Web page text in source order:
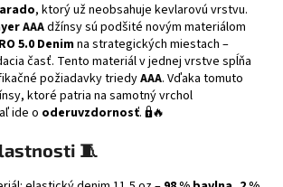
, ktorý už neobsahuje kevlarovú vrstvu.
AAAdžínsy sú podšité novým materiálom
5.0 Denimna strategických miestach –
časť. Tento materiál v jednej vrstve spĺňa
požiadavky triedyAAA. Vďaka tomuto
ktoré patria na samotný vrchol
ide o oderuvzdornosť. 🔒🔥
🧵